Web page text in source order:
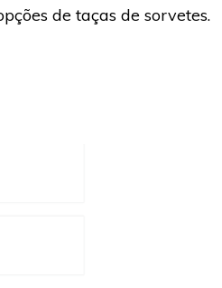
de taças de sorvetes.